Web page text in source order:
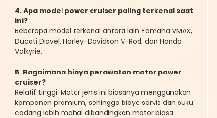
4. Apa model power cruiser paling terkenal saat
ini?
Beberapa model terkenal antara lain Yamaha VMAX,
Ducati Diavel, Harley-Davidson V-Rod, dan Honda
Valkyrie.
5. Bagaimana biaya perawatan motor power
cruiser?
Relatif tinggi. Motor jenis ini biasanya menggunakan
komponen premium, sehingga biaya servis dan suku
cadang lebih mahal dibandingkan motor biasa.